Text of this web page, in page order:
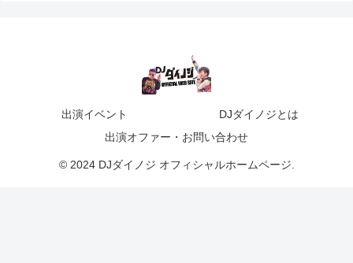
出演イベント
DJダイノジとは
出演オファー・お問い合わせ
© 2024 DJダイノジ オフィシャルホームページ.